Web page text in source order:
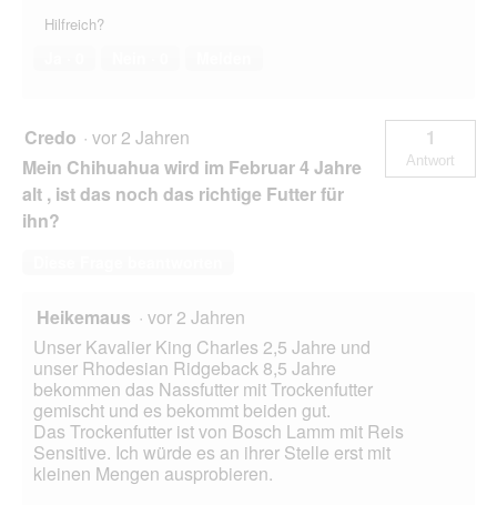
Hilfreich?
Credo · vor 2 Jahren
Mein Chihuahua wird im Februar 4 Jahre
alt , ist das noch das richtige Futter für
ihn?
1
Antwort
Heikemaus · vor 2 Jahren
Unser Kavalier King Charles 2,5 Jahre und
unser Rhodesian Ridgeback 8,5 Jahre
bekommen das Nassfutter mit Trockenfutter
gemischt und es bekommt beiden gut.
Das Trockenfutter ist von Bosch Lamm mit Reis
Sensitive. Ich würde es an ihrer Stelle erst mit
kleinen Mengen ausprobieren.